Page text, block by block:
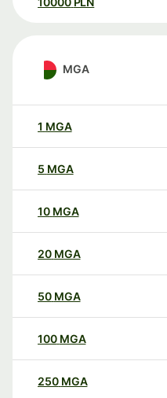
MGA
1 MGA
5 MGA
10 MGA
20 MGA
50 MGA
100 MGA
250 MGA